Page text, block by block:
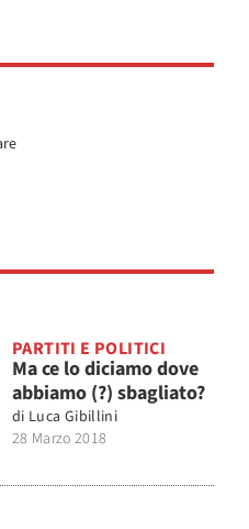
PARTITI E POLITICI
Ma ce lo diciamo dove
abbiamo (?) sbagliato?
di Luca Gibillini
28 Marzo 2018